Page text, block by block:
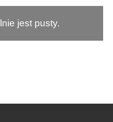
jest pusty.